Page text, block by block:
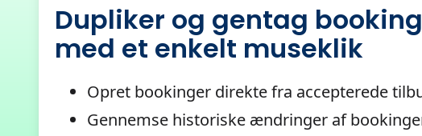
Dupliker og gentag
med et enkelt museklik
Opret bookinger direkte fra accepterede
Gennemse historiske ændringer af